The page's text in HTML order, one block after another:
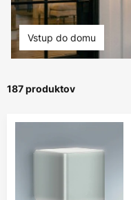
Vstup do domu
187 produktov